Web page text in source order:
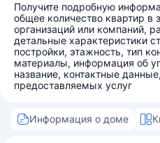
Получите подробную
общее количество квартир в
организаций или компаний,
детальные характеристики
постройки, этажность, тип
материалы, информация об
название, контактные
предоставляемых услуг
Информация о доме